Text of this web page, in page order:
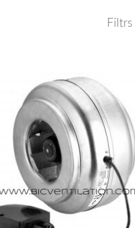
Filtrs